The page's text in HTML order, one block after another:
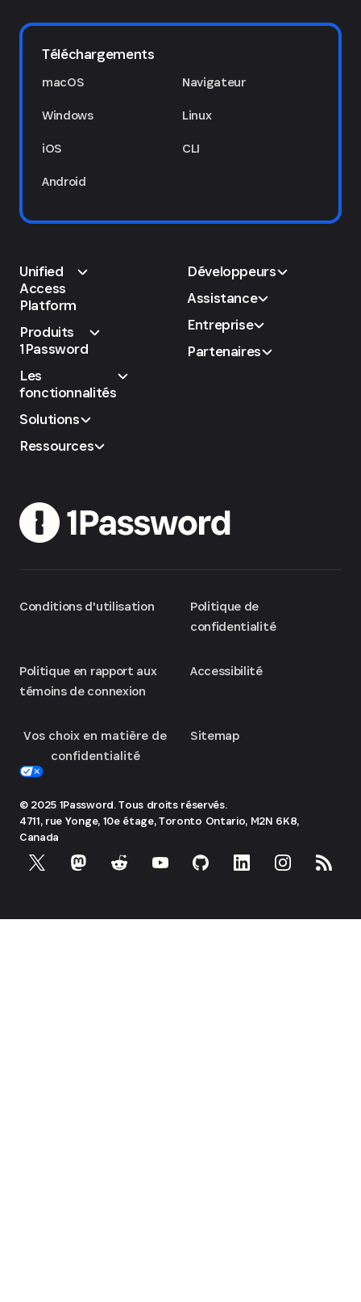
Téléchargements
macOS
Windows
iOS
Android
Navigateur
Linux
CLI
Unified
Access
Platform
Produits
1Password
Les
fonctionnalités
Solutions
Ressources
Développeurs
Assistance
Entreprise
Partenaires
Conditions d'utilisation
Politique en rapport aux
témoins de connexion
Vos choix en matière de
confidentialité
Politique de
confidentialité
Accessibilité
Sitemap
© 2025 1Password. Tous droits réservés.
4711, rue Yonge, 10e étage, Toronto Ontario, M2N 6K8,
Canada